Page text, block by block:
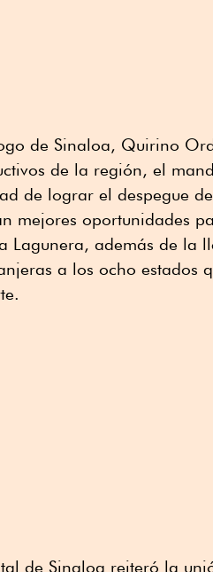
de Sinaloa, Quirino
de la región, el
de lograr el despegue
mejores oportunidades
Lagunera, además de la
a los ocho estados
de Sinaloa reiteró la